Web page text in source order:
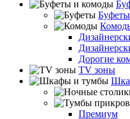
Буфеты
Дорогие
TV зоны
Премиум